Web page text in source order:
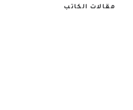
مقالات الكاتب